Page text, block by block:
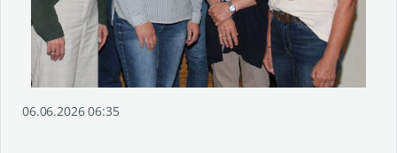
06.06.2026 06:35